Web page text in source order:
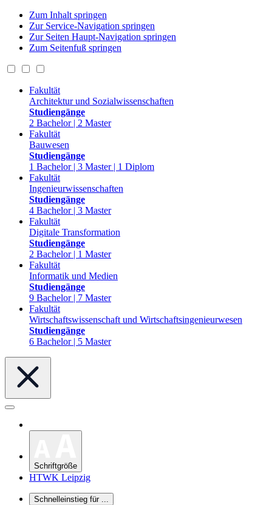
Zum Inhalt springen
Zur Service-Navigation springen
Zur Seiten Haupt-Navigation springen
Zum Seitenfuß springen
Fakultät
Architektur und Sozialwissenschaften
Studiengänge
2 Bachelor | 2 Master
Fakultät
Bauwesen
Studiengänge
1 Bachelor | 3 Master | 1 Diplom
Fakultät
Ingenieurwissenschaften
Studiengänge
4 Bachelor | 3 Master
Fakultät
Digitale Transformation
Studiengänge
2 Bachelor | 1 Master
Fakultät
Informatik und Medien
Studiengänge
9 Bachelor | 7 Master
Fakultät
Wirtschaftswissenschaft und Wirtschaftsingenieurwesen
Studiengänge
6 Bachelor | 5 Master
Schriftgröße
HTWK Leipzig
Schnelleinstieg für ...